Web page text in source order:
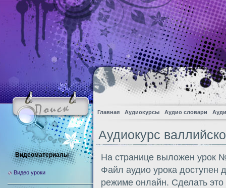
Главная Аудиокурсы Аудио словари
Аудиокурс
На странице выложен урок
Файл аудио урока доступен
режиме онлайн. Сделать
Видеоматериалы
Видео уроки